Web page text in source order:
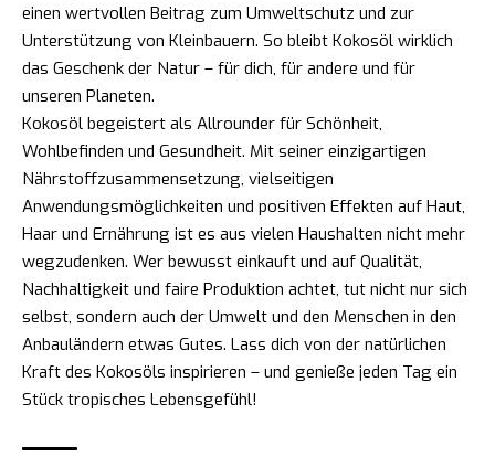
einen wertvollen Beitrag zum Umweltschutz und zur
Unterstützung von Kleinbauern. So bleibt Kokosöl wirklich
das Geschenk der Natur – für dich, für andere und für
unseren Planeten.
Kokosöl begeistert als Allrounder für Schönheit,
Wohlbefinden und Gesundheit. Mit seiner einzigartigen
Nährstoffzusammensetzung, vielseitigen
Anwendungsmöglichkeiten und positiven Effekten auf Haut,
Haar und Ernährung ist es aus vielen Haushalten nicht mehr
wegzudenken. Wer bewusst einkauft und auf Qualität,
Nachhaltigkeit und faire Produktion achtet, tut nicht nur sich
selbst, sondern auch der Umwelt und den Menschen in den
Anbauländern etwas Gutes. Lass dich von der natürlichen
Kraft des Kokosöls inspirieren – und genieße jeden Tag ein
Stück tropisches Lebensgefühl!